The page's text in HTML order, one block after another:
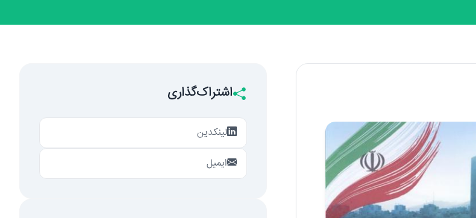
اشتراک‌گذاری
لینکدین
ایمیل